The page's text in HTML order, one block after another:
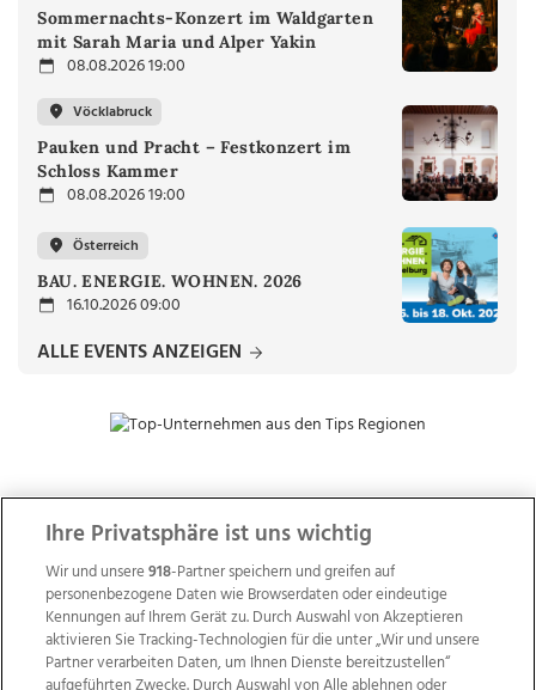
Sommernachts-Konzert im Waldgarten
mit Sarah Maria und Alper Yakin
08.08.2026 19:00
Vöcklabruck
Pauken und Pracht – Festkonzert im
Schloss Kammer
08.08.2026 19:00
Österreich
BAU. ENERGIE. WOHNEN. 2026
16.10.2026 09:00
ALLE EVENTS ANZEIGEN
ZUR NACHRICHTENÜBERSICHT
Ihre Privatsphäre ist uns wichtig
Wir und unsere918-Partner speichern und greifen auf
personenbezogene Daten wie Browserdaten oder eindeutige
Kennungen auf Ihrem Gerät zu. Durch Auswahl von Akzeptieren
aktivieren Sie Tracking-Technologien für die unter „Wir und unsere
Partner verarbeiten Daten, um Ihnen Dienste bereitzustellen“